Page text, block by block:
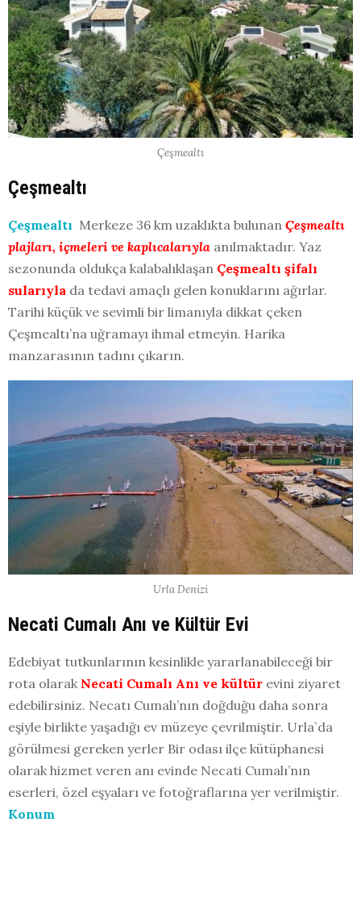
Çeşmealtı
Çeşmealtı
Çeşmealtı Merkeze 36 km uzaklıkta bulunan Çeşmealtı
plajları, içmeleri ve kaplıcalarıyla anılmaktadır. Yaz
sezonunda oldukça kalabalıklaşan Çeşmealtı şifalı
sularıyla da tedavi amaçlı gelen konuklarını ağırlar.
Tarihi küçük ve sevimli bir limanıyla dikkat çeken
Çeşmealtı’na uğramayı ihmal etmeyin. Harika
manzarasının tadını çıkarın.
Urla Denizi
Necati Cumalı Anı ve Kültür Evi
Edebiyat tutkunlarının kesinlikle yararlanabileceği bir
rota olarak Necati Cumalı Anı ve kültür evini ziyaret
edebilirsiniz. Necatı Cumalı’nın doğduğu daha sonra
eşiyle birlikte yaşadığı ev müzeye çevrilmiştir. Urla`da
görülmesi gereken yerler Bir odası ilçe kütüphanesi
olarak hizmet veren anı evinde Necati Cumalı’nın
eserleri, özel eşyaları ve fotoğraflarına yer verilmiştir.
Konum